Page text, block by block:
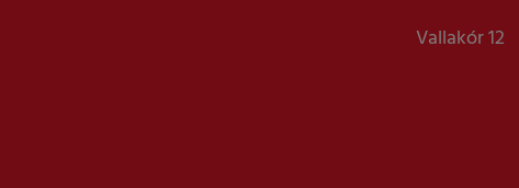
Vallakór 12